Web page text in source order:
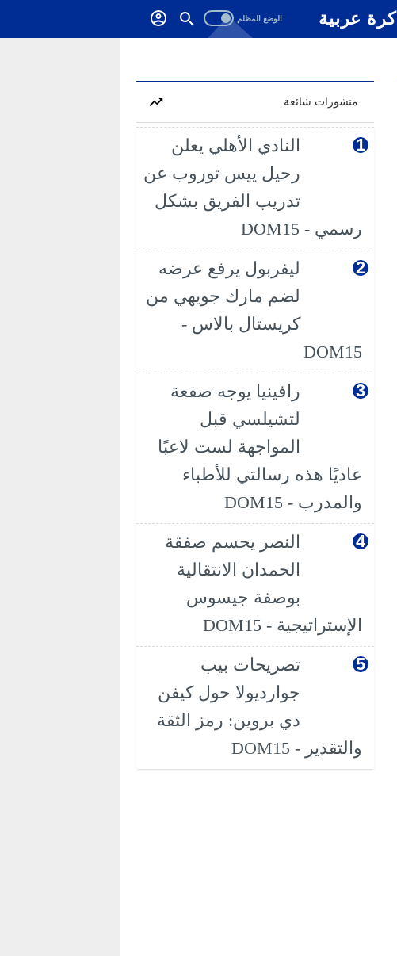
كرة عربية
منشورات شائعة
النادي الأهلي يعلن
رحيل ييس توروب عن
تدريب الفريق بشكل
رسمي - DOM15
ليفربول يرفع عرضه
لضم مارك جويهي من
كريستال بالاس -
DOM15
رافينيا يوجه صفعة
لتشيلسي قبل
المواجهة لست لاعبًا
عاديًا هذه رسالتي للأطباء
والمدرب - DOM15
النصر يحسم صفقة
الحمدان الانتقالية
بوصفة جيسوس
الإستراتيجية - DOM15
تصريحات بيب
جوارديولا حول كيفن
دي بروين: رمز الثقة
والتقدير - DOM15